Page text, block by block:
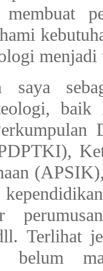
menjadi
saya
baik
Terlihat
belum